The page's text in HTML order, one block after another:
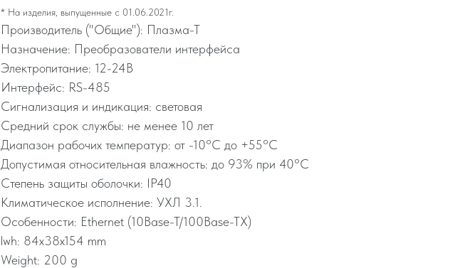
* На изделия, выпущенные с 01.06.2021г.
Производитель ("Общие"): Плазма-Т
Назначение: Преобразователи интерфейса
Электропитание: 12-24В
Интерфейс: RS-485
Сигнализация и индикация: световая
Средний срок службы: не менее 10 лет
Диапазон рабочих температур: от -10°C до +55°C
Допустимая относительная влажность: до 93% при 40°C
Степень защиты оболочки: IP40
Климатическое исполнение: УХЛ 3.1.
Особенности: Ethernet (10Base-T/100Base-TX)
lwh: 84x38x154 mm
Weight: 200 g